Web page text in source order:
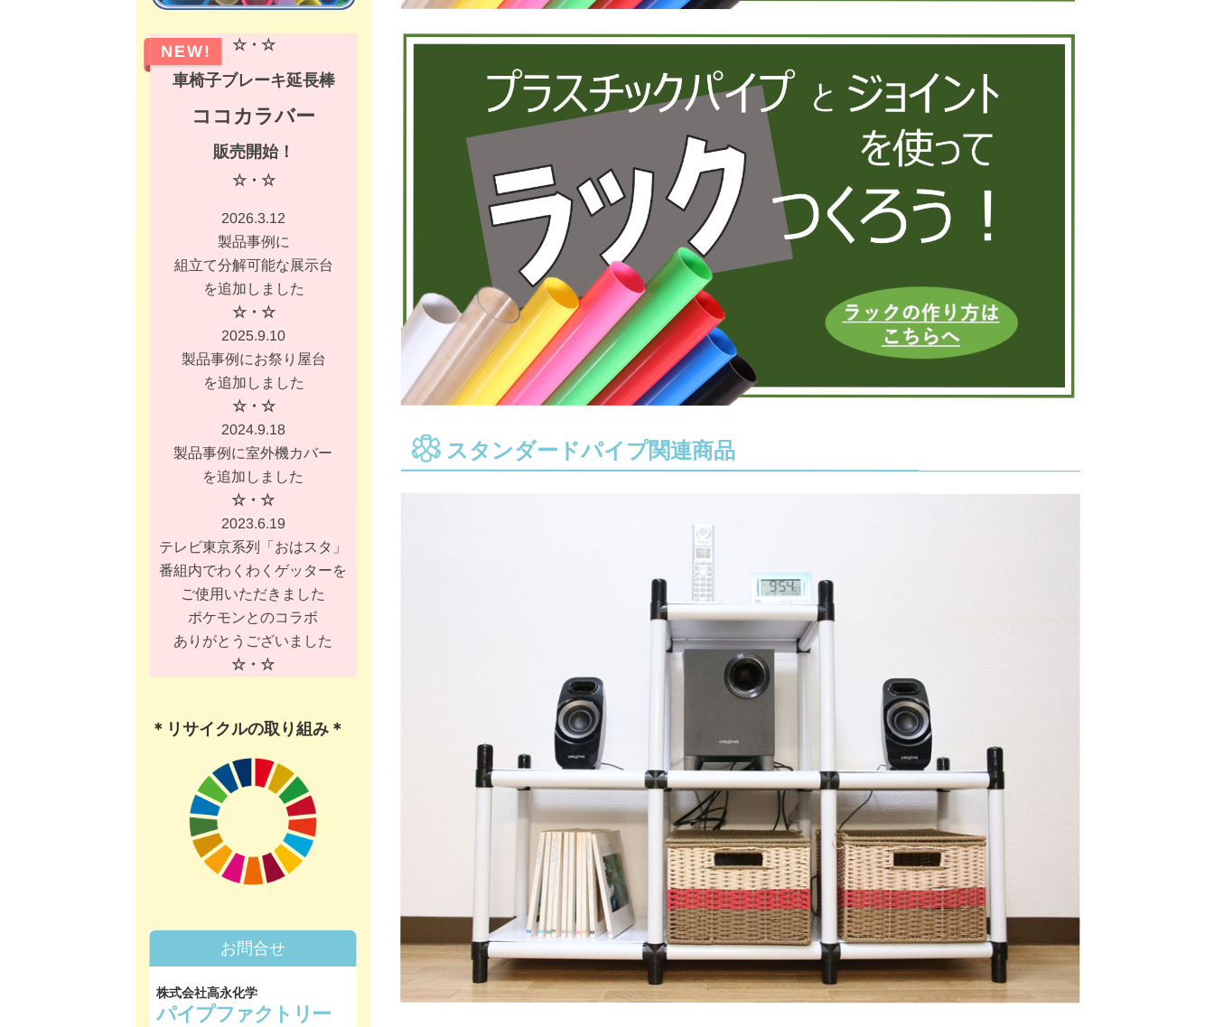
スタンダードパイプ関連商品
NEW! ☆・☆
車椅子ブレーキ延長棒
ココカラバー
販売開始！
☆・☆
2026.3.12
製品事例に
組立て分解可能な展示台
を追加しました
☆・☆
2025.9.10
製品事例にお祭り屋台
を追加しました
☆・☆
2024.9.18
製品事例に室外機カバー
を追加しました
☆・☆
2023.6.19
テレビ東京系列「おはスタ」
番組内でわくわくゲッターを
ご使用いただきました
ポケモンとのコラボ
ありがとうございました
☆・☆
＊リサイクルの取り組み＊
お問合せ
株式会社高永化学
パイプファクトリー